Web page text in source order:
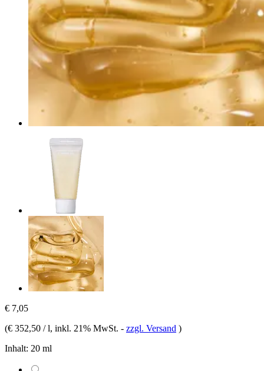
€ 7,05
(€ 352,50 / l, inkl. 21% MwSt. - zzgl. Versand )
Inhalt: 20 ml